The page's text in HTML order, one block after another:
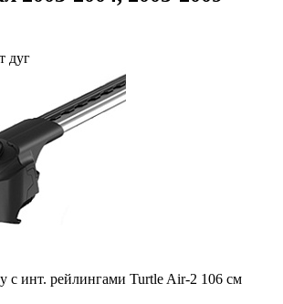
дуг
с инт. рейлингами Turtle Air-2 106 см